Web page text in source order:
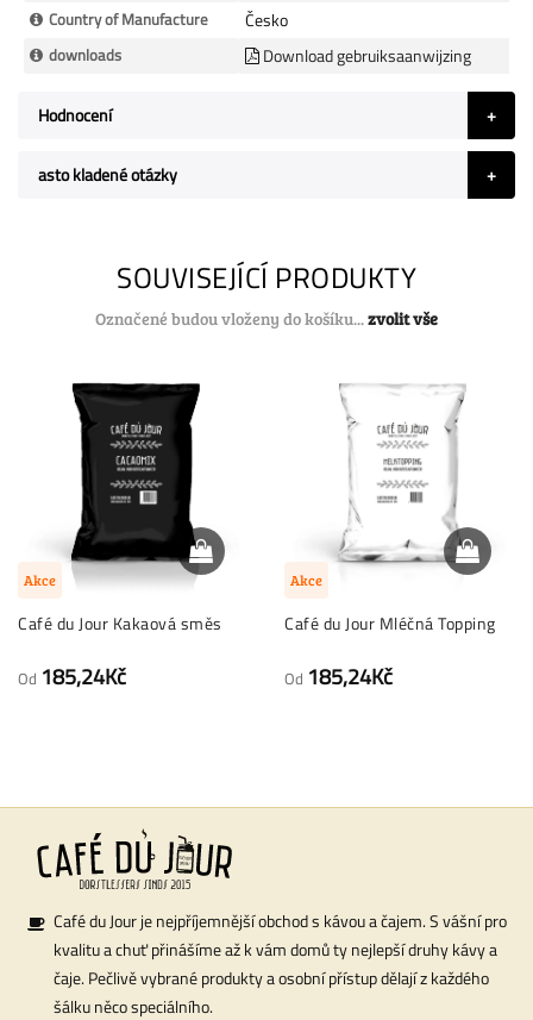
Country of Manufacture Česko
downloads Download gebruiksaanwijzing
Hodnocení
asto kladené otázky
SOUVISEJÍCÍ PRODUKTY
Označené budou vloženy do košíku...zvolit vše
Akce
Café du Jour Kakaová směs
Od 185,24Kč
Akce
Café du Jour Mléčná Topping
Od 185,24Kč
Café du Jour je nejpříjemnější obchod s kávou a čajem. S vášní pro
kvalitu a chuť přinášíme až k vám domů ty nejlepší druhy kávy a
čaje. Pečlivě vybrané produkty a osobní přístup dělají z každého
šálku něco speciálního.